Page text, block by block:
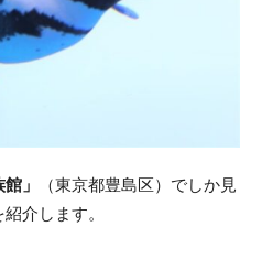
」
（東京都豊島区）でしか見
介します。